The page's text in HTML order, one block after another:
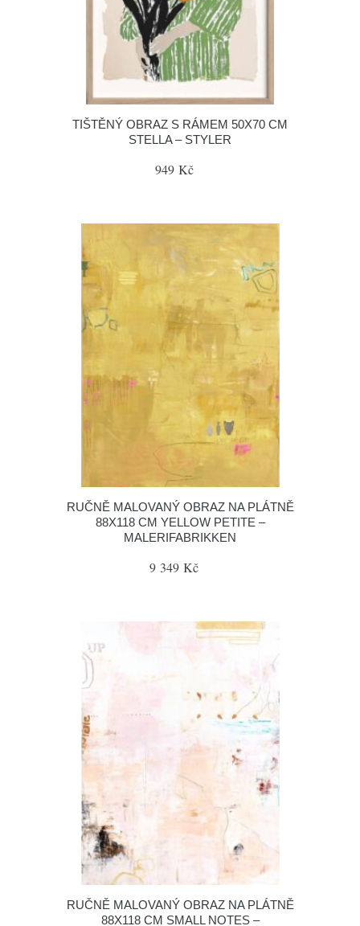
TIŠTĚNÝ OBRAZ S RÁMEM 50X70 CM
STELLA – STYLER
949 Kč
RUČNĚ MALOVANÝ OBRAZ NA PLÁTNĚ
88X118 CM YELLOW PETITE –
MALERIFABRIKKEN
9 349 Kč
RUČNĚ MALOVANÝ OBRAZ NA PLÁTNĚ
88X118 CM SMALL NOTES –